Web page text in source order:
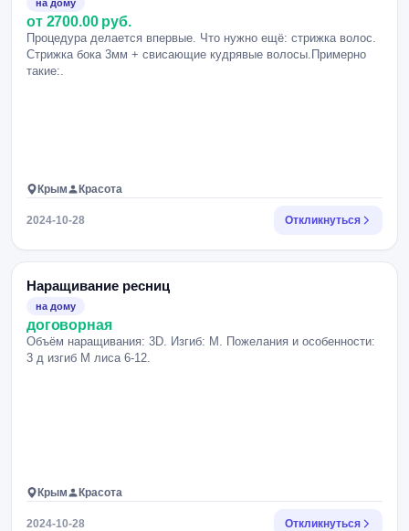
на дому
от 2700.00 руб.
Процедура делается впервые. Что нужно ещё: стрижка волос.
Стрижка бока 3мм + свисающие кудрявые волосы.Примерно
такие:.
Крым Красота
2024-10-28 Откликнуться
Наращивание ресниц
на дому
договорная
Объём наращивания: 3D. Изгиб: M. Пожелания и особенности:
3 д изгиб М лиса 6-12.
Крым Красота
2024-10-28 Откликнуться